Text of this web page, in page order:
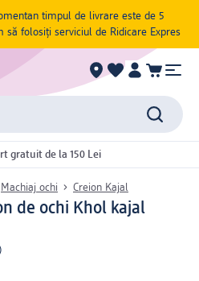
timpul de livrare este de 5
să folosiți serviciul de Ridicare Expres
gratuit de la 150 Lei
Machiaj ochi Creion Kajal
de ochi Khol kajal